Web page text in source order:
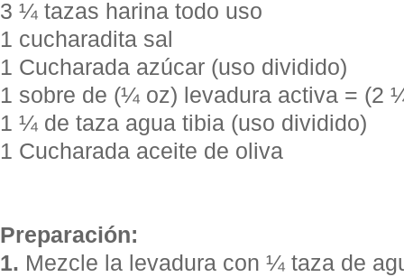
3 ¼ tazas harina todo uso
1 cucharadita sal
1 Cucharada azúcar (uso dividido)
1 sobre de (¼ oz) levadura activa = (2
1 ¼ de taza agua tibia (uso dividido)
1 Cucharada aceite de oliva
Preparación:
1. Mezcle la levadura con ¼ taza de